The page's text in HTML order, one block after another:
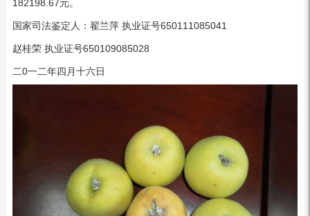
182198.67元。
国家司法鉴定人：翟兰萍 执业证号650111085041
赵桂荣 执业证号650109085028
二0一二年四月十六日